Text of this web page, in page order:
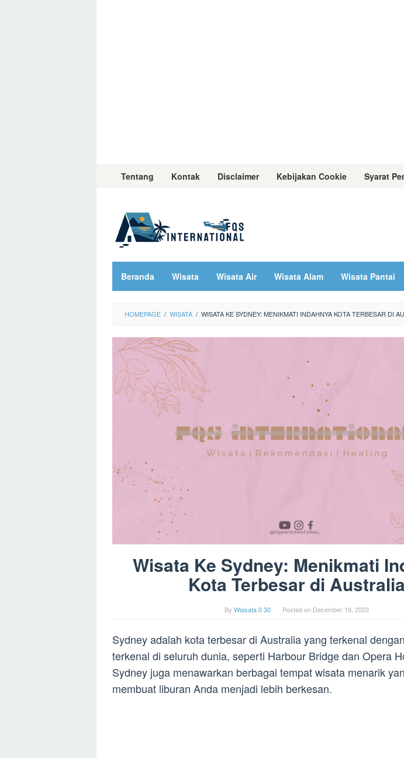
Tentang Kontak Disclaimer Kebijakan Cookie Syarat
Beranda Wisata Wisata Air Wisata Alam Wisata Pantai
HOMEPAGE / WISATA / WISATA KE SYDNEY: MENIKMATI INDAHNYA KOTA TERBESAR DI
Wisata Ke Sydney: Menikmati
Kota Terbesar di Australia
By Wiasata 0 30 Posted on December 18, 2023
Sydney adalah kota terbesar di Australia yang terkenal
terkenal di seluruh dunia, seperti Harbour Bridge dan Opera
Sydney juga menawarkan berbagai tempat wisata menarik
membuat liburan Anda menjadi lebih berkesan.